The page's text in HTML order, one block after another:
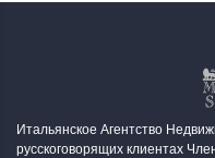
Итальянское Агентство
русскоговорящих клиентах